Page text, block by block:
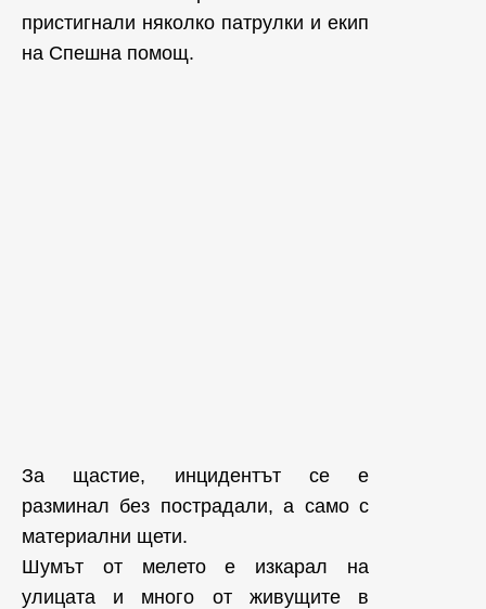
пристигнали няколко патрулки и екип
на Спешна помощ.
За щастие, инцидентът се е
разминал без пострадали, а само с
материални щети.
Шумът от мелето е изкарал на
улицата и много от живущите в